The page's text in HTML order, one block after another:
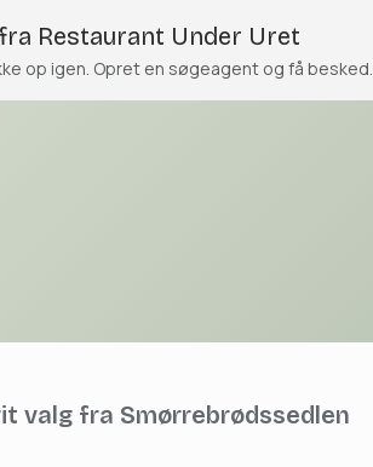
Restaurant Under Uret
op igen. Opret en søgeagent og få besked.
valg fra Smørrebrødssedlen